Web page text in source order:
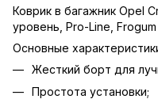
Коврик в багажник Opel
уровень, Pro-Line,
Основные
Жесткий борт для
Простота установки;